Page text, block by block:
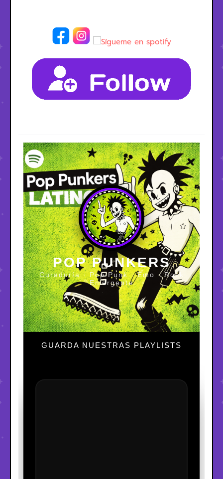
POP PUNKERS
Curaduría · Pop Punk · Emo · Rock
Emergente
GUARDA NUESTRAS PLAYLISTS